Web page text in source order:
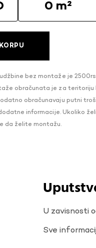
0 m²
bez montaže je
obračunata je za teritoriju
obračunavaju putni
informacije. Ukoliko
da želite montažu.
U zavisnosti
Sve